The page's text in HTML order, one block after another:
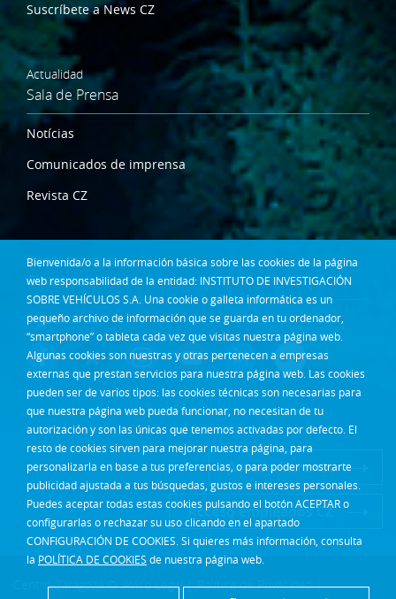
Bienvenida/o a la información básica sobre las cookies de la página
web responsabilidad de la entidad: INSTITUTO DE INVESTIGACIÓN
SOBRE VEHÍCULOS S.A. Una cookie o galleta informática es un
pequeño archivo de información que se guarda en tu ordenador,
“smartphone” o tableta cada vez que visitas nuestra página web.
Algunas cookies son nuestras y otras pertenecen a empresas
externas que prestan servicios para nuestra página web. Las cookies
pueden ser de varios tipos: las cookies técnicas son necesarias para
que nuestra página web pueda funcionar, no necesitan de tu
autorización y son las únicas que tenemos activadas por defecto. El
resto de cookies sirven para mejorar nuestra página, para
personalizarla en base a tus preferencias, o para poder mostrarte
publicidad ajustada a tus búsquedas, gustos e intereses personales.
Puedes aceptar todas estas cookies pulsando el botón ACEPTAR o
configurarlas o rechazar su uso clicando en el apartado
CONFIGURACIÓN DE COOKIES. Si quieres más información, consulta
la POLÍTICA DE COOKIES de nuestra página web.
Suscríbete a News CZ
Actualidad
Sala de Prensa
Notícias
Comunicados de imprensa
Revista CZ
Dónde estamos
Contacta
Síguenos en:
Acceso Intranet
Acceso empleados CZ
Centro Zaragoza © Aviso Legal |Política de Privacidad|